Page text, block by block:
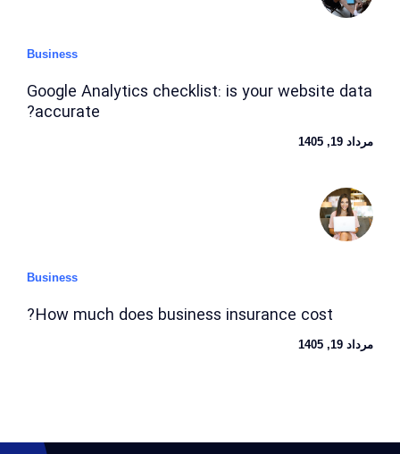
Business
Google Analytics checklist: is your website data
accurate?
مرداد 19, 1405
Business
How much does business insurance cost?
مرداد 19, 1405